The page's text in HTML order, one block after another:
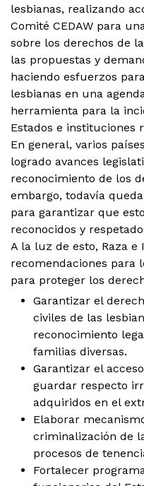
lesbianas, realizando
Comité CEDAW para
sobre los derechos de
las propuestas y
haciendo esfuerzos
lesbianas en una
herramienta para la
Estados e instituciones
En general, varios
logrado avances
reconocimiento de los
embargo, todavía
para garantizar que
reconocidos y
A la luz de esto, Raza e
recomendaciones para
para proteger los
Garantizar el
civiles de las
reconocimiento
familias diversas.
Garantizar el
guardar respecto
adquiridos en el
Elaborar
criminalización de
procesos de
Fortalecer